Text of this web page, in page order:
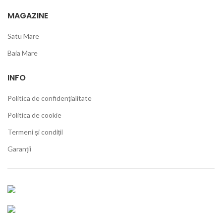
MAGAZINE
Satu Mare
Baia Mare
INFO
Politica de confidențialitate
Politica de cookie
Termeni și condiții
Garanții